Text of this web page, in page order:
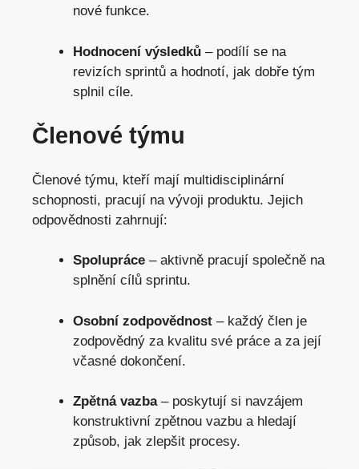
nové funkce.
Hodnocení výsledků – podílí se na
revizích sprintů a hodnotí, jak dobře tým
splnil cíle.
Členové týmu
Členové týmu, kteří mají multidisciplinární
schopnosti, pracují na vývoji produktu. Jejich
odpovědnosti zahrnují:
Spolupráce – aktivně pracují společně na
splnění cílů sprintu.
Osobní zodpovědnost – každý člen je
zodpovědný za kvalitu své práce a za její
včasné dokončení.
Zpětná vazba– poskytují si navzájem
konstruktivní zpětnou vazbu a hledají
způsob, jak zlepšit procesy.